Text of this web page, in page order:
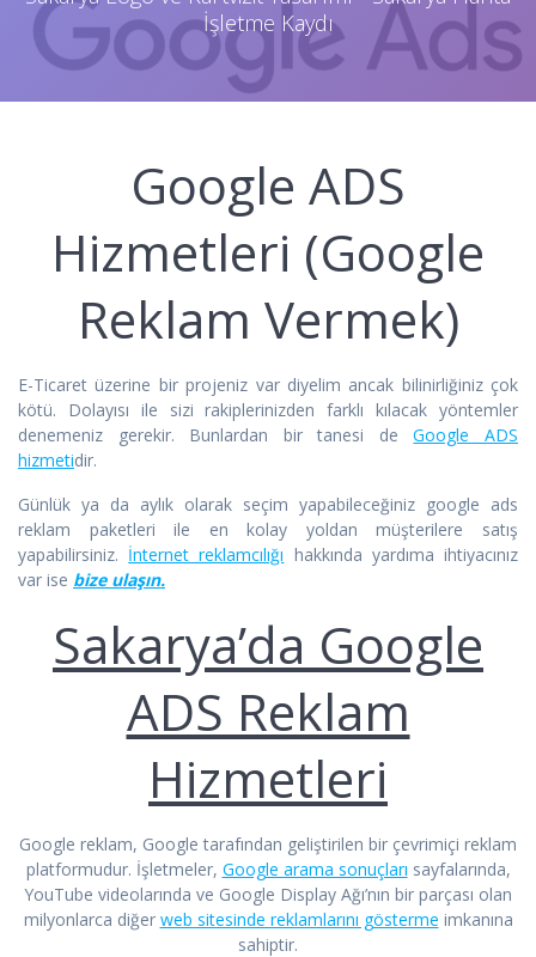
İşletme Kaydı
Google ADS
Hizmetleri (Google
Reklam Vermek)
E-Ticaret üzerine bir projeniz var diyelim ancak bilinirliğiniz çok
kötü. Dolayısı ile sizi rakiplerinizden farklı kılacak yöntemler
denemeniz gerekir. Bunlardan bir tanesi deGoogle ADS
hizmetidir.
Günlük ya da aylık olarak seçim yapabileceğiniz google ads
reklam paketleri ile en kolay yoldan müşterilere satış
yapabilirsiniz. İnternet reklamcılığı hakkında yardıma ihtiyacınız
var ise bize ulaşın.
Sakarya’da Google
ADS Reklam
Hizmetleri
Google reklam, Google tarafından geliştirilen bir çevrimiçi reklam
platformudur. İşletmeler, Google arama sonuçları sayfalarında,
YouTube videolarında ve Google Display Ağı’nın bir parçası olan
milyonlarca diğer web sitesinde reklamlarını gösterme imkanına
sahiptir.